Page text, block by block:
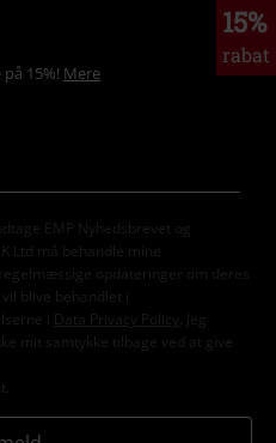
15%
rabat
15%! Mere
EMP Nyhedsbrevet og
Ltd må behandle mine
opdateringer om deres
blive behandlet i
i
Data Privacy Policy
. Jeg
mit samtykke tilbage ved at give